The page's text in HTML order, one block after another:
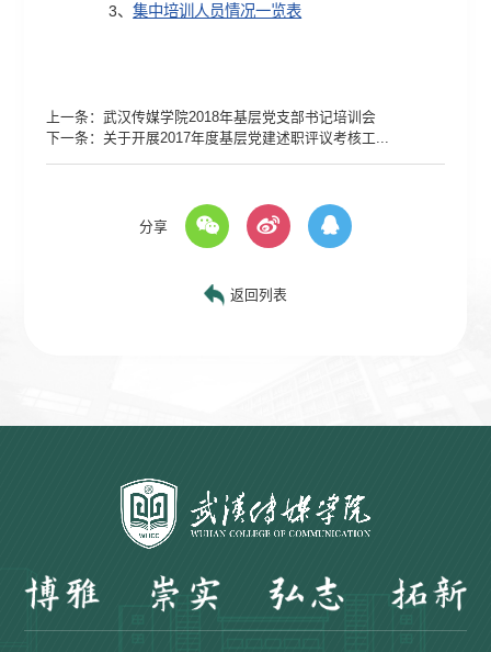
3、集中培训人员情况一览表
上一条：武汉传媒学院2018年基层党支部书记培训会
下一条：关于开展2017年度基层党建述职评议考核工...
分享
返回列表